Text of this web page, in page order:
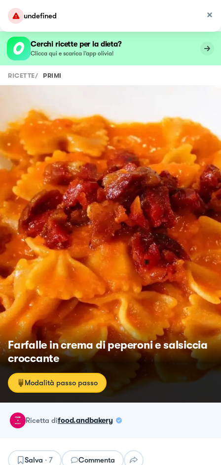
undefined
Cerchi ricette per la dieta?
Clicca qui e scarica l’app olivia!
RICETTE/ PRIMI
Farfalle in crema di peperoni e salsiccia
croccante
Modalità passo passo
ricetta difood.andbakery
Salva · 7 Commenta